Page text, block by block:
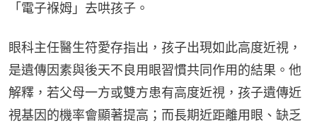
「電子褓姆」去哄孩子。
眼科主任醫生符愛存指出，孩子出現如此高度近視，
是遺傳因素與後天不良用眼習慣共同作用的結果。他
解釋，若父母一方或雙方患有高度近視，孩子遺傳近
視基因的機率會顯著提高；而長期近距離用眼、缺乏